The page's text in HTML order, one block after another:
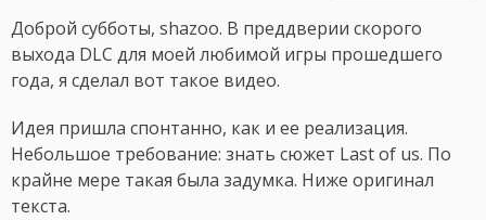
Доброй субботы, shazoo. В преддверии скорого
выхода DLC для моей любимой игры прошедшего
года, я сделал вот такое видео.
Идея пришла спонтанно, как и ее реализация.
Небольшое требование: знать сюжет Last of us. По
крайне мере такая была задумка. Ниже оригинал
текста.